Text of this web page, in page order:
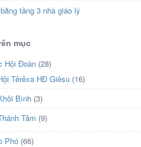
tầng 3 nhà giáo lý
mục
Hội Đoàn (28)
Têrêxa HĐ Giêsu (16)
Bình (3)
Tâm (9)
Phó (66)